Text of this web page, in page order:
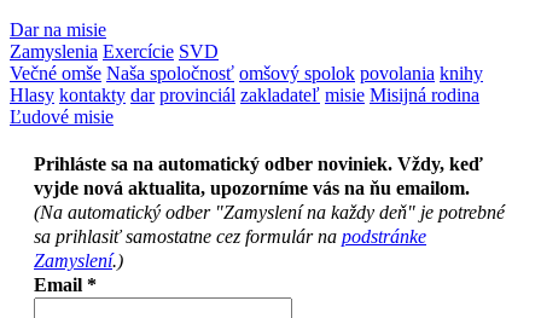
Dar na misie
Zamyslenia Exercície SVD
Večné omše Naša spoločnosť omšový spolok povolania knihy
Hlasy kontakty dar provinciál zakladateľ misie Misijná rodina
Ľudové misie
Prihláste sa na automatický odber noviniek. Vždy, keď
vyjde nová aktualita, upozorníme vás na ňu emailom.
(Na automatický odber "Zamyslení na každy deň" je potrebné
sa prihlasiť samostatne cez formulár na podstránke
Zamyslení.)
Email *